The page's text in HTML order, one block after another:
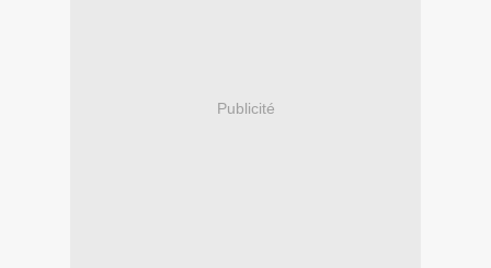
Publicité